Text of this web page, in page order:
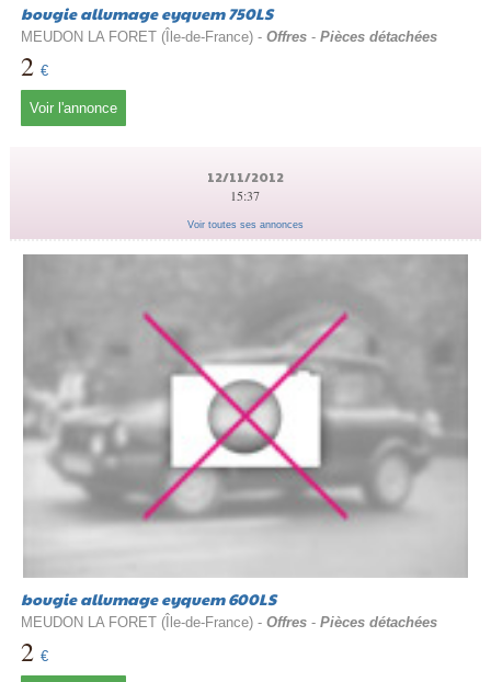
bougie allumage eyquem 750LS
MEUDON LA FORET (Île-de-France) - Offres- Pièces détachées
2 €
Voir l'annonce
12/11/2012
15:37
Voir toutes ses annonces
bougie allumage eyquem 600LS
MEUDON LA FORET (Île-de-France) - Offres- Pièces détachées
2 €